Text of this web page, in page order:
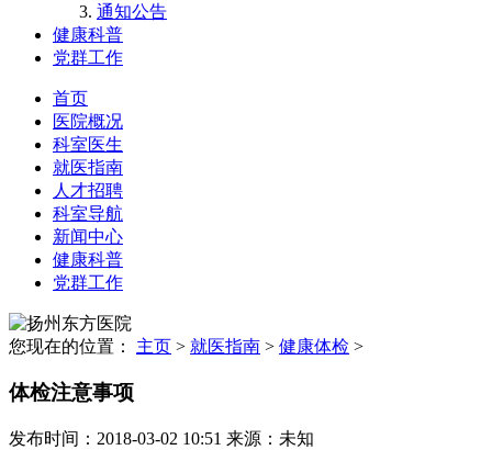
通知公告
健康科普
党群工作
首页
医院概况
科室医生
就医指南
人才招聘
科室导航
新闻中心
健康科普
党群工作
您现在的位置： 主页 > 就医指南 > 健康体检 >
体检注意事项
发布时间：2018-03-02 10:51 来源：未知